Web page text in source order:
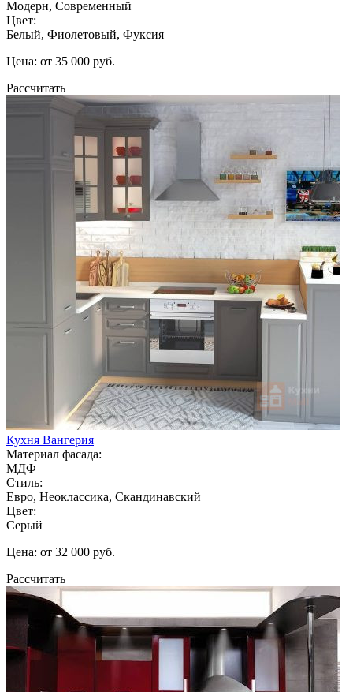
Модерн, Современный
Цвет:
Белый, Фиолетовый, Фуксия
Цена: от 35 000 руб.
Рассчитать
Кухня Вангерия
Материал фасада:
МДФ
Стиль:
Евро, Неоклассика, Скандинавский
Цвет:
Серый
Цена: от 32 000 руб.
Рассчитать